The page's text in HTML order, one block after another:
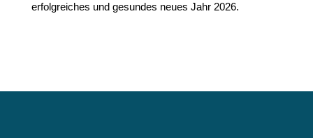
erfolgreiches und gesundes neues Jahr 2026.